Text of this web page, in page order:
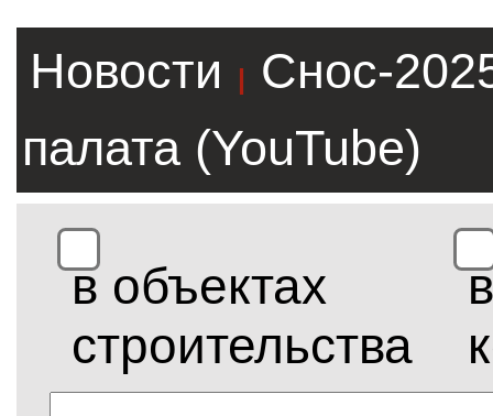
Новости |
Снос-
палата (YouTube)
в объектах
строительства
в